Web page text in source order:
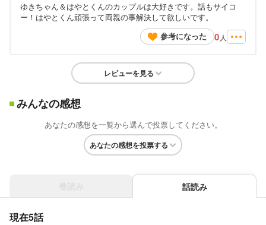
ゆきちゃん＆はやとくんのカップルは大好きです。話もサイコ
ー！はやとくん頑張って両親の事解決して欲しいです。
参考になった
0 人
レビューを見る
みんなの感想
あなたの感想を一覧から選んで投票してください。
あなたの感想を投票する
話読み
現在5話